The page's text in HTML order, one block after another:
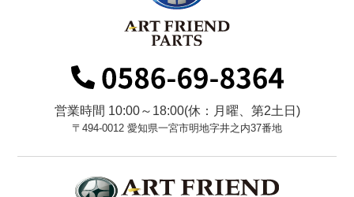
営業時間 10:00～18:00(休：月曜、第2土日)
〒494-0012 愛知県一宮市明地字井之内37番地